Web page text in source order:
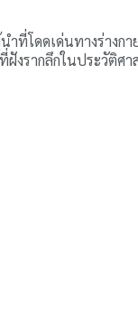
ที่โดดเด่นทางร่างกา
รากลึกในประวัติศา